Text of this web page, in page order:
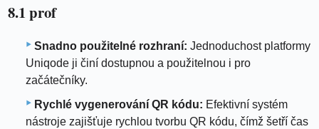
8.1 prof
Snadno použitelné rozhraní: Jednoduchost platformy
Uniqode ji činí dostupnou a použitelnou i pro
začátečníky.
Rychlé vygenerování QR kódu: Efektivní systém
nástroje zajišťuje rychlou tvorbu QR kódu, čímž šetří čas